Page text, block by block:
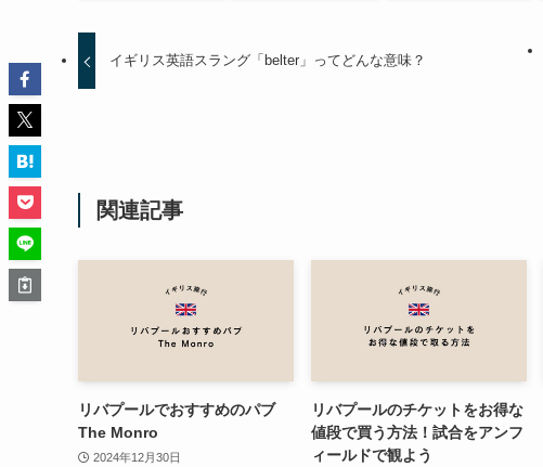
イギリス英語スラング「belter」ってどんな意味？
関連記事
リバプールでおすすめのパブ
The Monro
2024年12月30日
リバプールのチケットをお得な
値段で買う方法！試合をアンフ
ィールドで観よう